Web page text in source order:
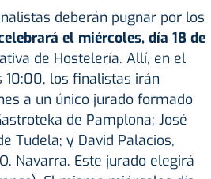
deberán pugnar por los
el miércoles, día 18 de
de Hostelería. Allí, en el
10:00, los finalistas irán
a un único jurado formado
de Pamplona; José
Tudela; y David Palacios,
Navarra. Este jurado elegirá